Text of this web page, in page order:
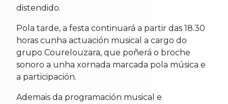
distendido.
Pola tarde, a festa continuará a partir das 18.30
horas cunha actuación musical a cargo do
grupo Courelouzara, que poñerá o broche
sonoro a unha xornada marcada pola música e
a participación.
Ademais da programación musical e